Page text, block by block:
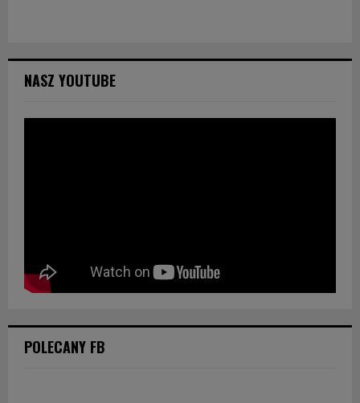
NASZ YOUTUBE
POLECANY FB